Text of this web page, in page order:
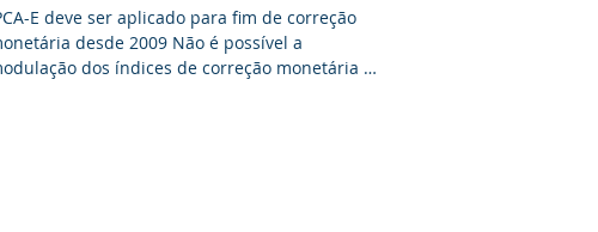
E deve ser aplicado para fim de correção
desde 2009 Não é possível a
dos índices de correção monetária e